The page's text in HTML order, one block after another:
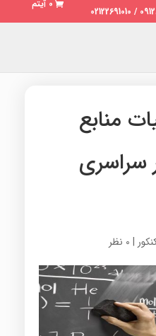
0 آیتم
منابع
سراسری
| 0 نظر